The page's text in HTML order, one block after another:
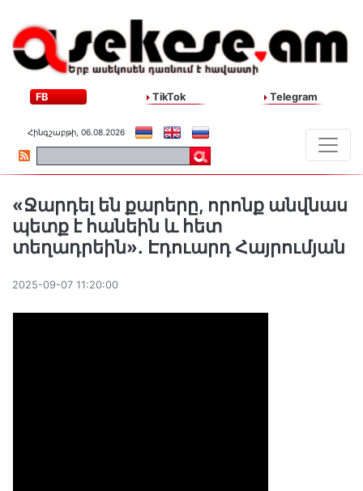
FB TikTok Telegram
Հինգշաբթի, 06.08.2026
«Ջարդել են քարերը, որոնք անվնաս
պետք է հանեին և հետ
տեղադրեին»․ Էդուարդ Հայրումյան
2025-09-07 11:20:00